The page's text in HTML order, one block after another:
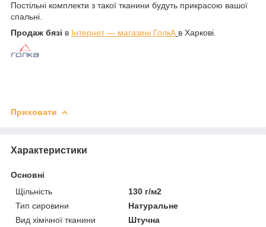
Постільні комплекти з такої тканини будуть прикрасою вашої
спальні.
Продаж бязі в Інтернет ― магазині ГолкА в Харкові.
Приховати
Характеристики
Основні
Щільність
130 г/м2
Тип сировини
Натуральне
Вид хімічної тканини
Штучна